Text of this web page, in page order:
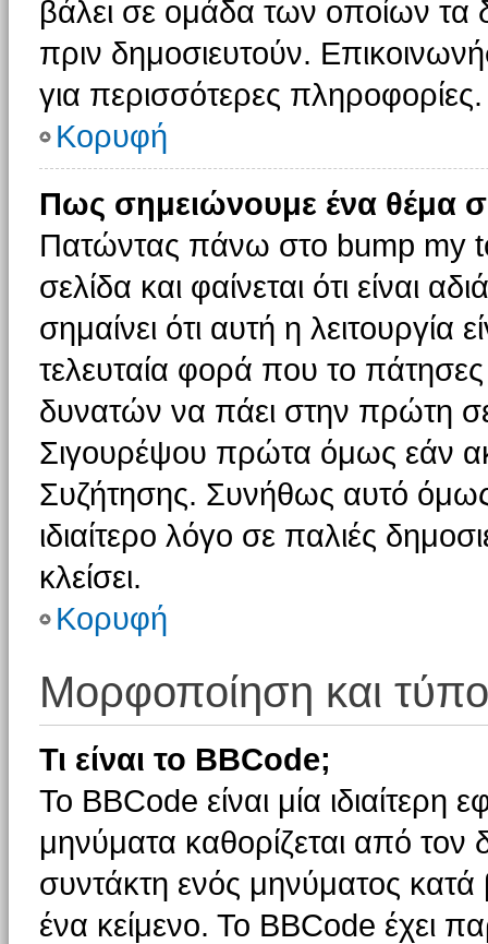
βάλει σε ομάδα των οποίων τα
πριν δημοσιευτούν.
για περισσότερες πληροφορίες.
Κορυφή
Πως σημειώνουμε ένα θέμα
Πατώντας πάνω στο bump my
σελίδα και φαίνεται ότι είναι
σημαίνει ότι αυτή η λειτουργία
τελευταία φορά που το πάτησες
δυνατών να πάει στην πρώτη
Σιγουρέψου πρώτα όμως εάν
Συζήτησης. Συνήθως αυτό όμως
ιδιαίτερο λόγο σε παλιές
κλείσει.
Κορυφή
Μορφοποίηση και
Τι είναι το BBCode;
Το BBCode είναι μία
μηνύματα καθορίζεται από τον
συντάκτη ενός μηνύματος
ένα κείμενο. Το BBCode έχει